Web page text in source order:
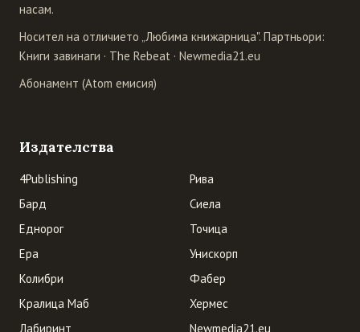
насам.
Носител на отличието „Любима книжарница". Партньори:
Книги завинаги · The Rebeat · Newmedia21.eu
Абонамент (Atom емисия)
Издателства
4Publishing
Бард
Еднорог
Ера
Колибри
Кралица Маб
Лабиринт
Рива
Сиела
Точица
Унискорп
Фабер
Хермес
Newmedia21.eu